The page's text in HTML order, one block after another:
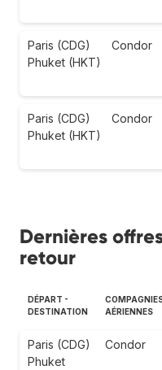
Paris (CDG)
Phuket (HKT)
Condor
Paris (CDG)
Phuket (HKT)
Condor
Dernières
retour
DÉPART -
DESTINATION
AÉRIENNES
Paris (CDG)
Phuket
Condor